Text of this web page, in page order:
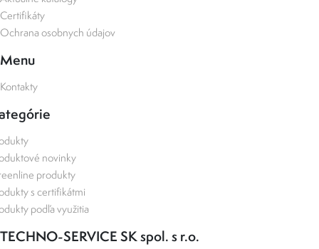
Certifikáty
Ochrana osobnych údajov
Menu
Kontakty
novinky
produkty
s certifikátmi
podľa využitia
TECHNO-SERVICE SK spol. s r.o.